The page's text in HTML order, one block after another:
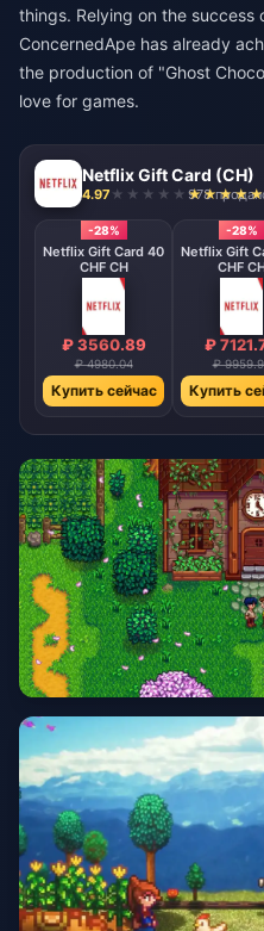
things. Relying on the success
ConcernedApe has already
the production of "Ghost
love for games.
Netflix Gift Card (CH)
4.97 978
-28%
Netflix Gift Card 40
CHF CH
₽ 3560.89
₽ 4980.04
Купить сейчас
-28%
Netflix Gift
CHF
₽
₽
Купить